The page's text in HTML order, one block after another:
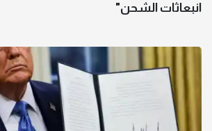
انبعاثات الشحن"